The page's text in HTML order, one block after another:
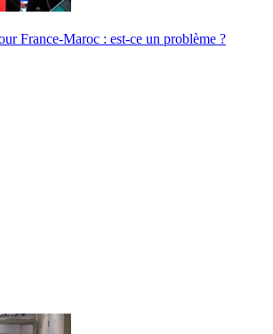
France-Maroc : est-ce un problème ?